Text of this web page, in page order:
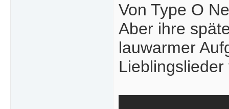
Von Type O
Aber ihre
lauwarmer